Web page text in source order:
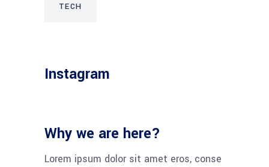
TECH
Instagram
Why we are here?
Lorem ipsum dolor sit amet eros, conse